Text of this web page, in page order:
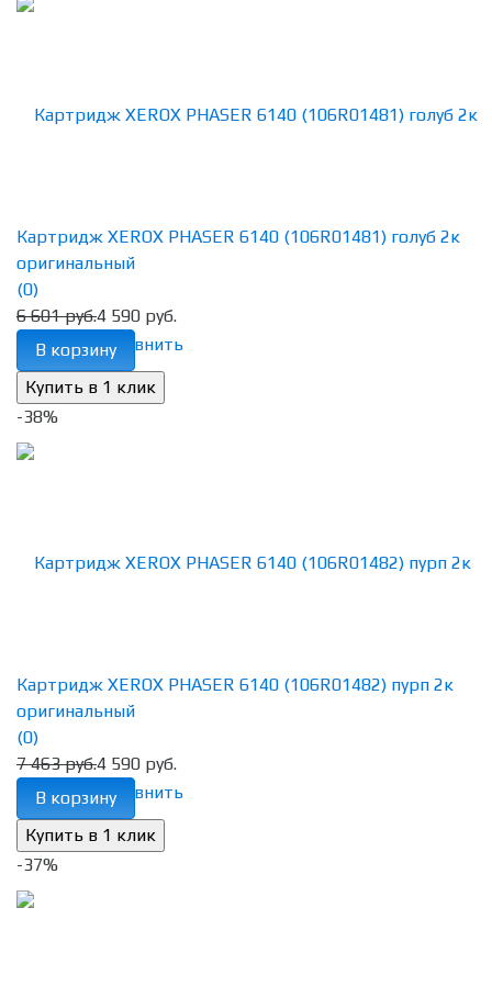
избранное сравнить
Картридж XEROX PHASER 6140 (106R01481) голуб 2к
оригинальный
(0)
6 601 руб.4 590 руб.
В корзину
-38%
избранное сравнить
Картридж XEROX PHASER 6140 (106R01482) пурп 2к
оригинальный
(0)
7 463 руб.4 590 руб.
В корзину
-37%